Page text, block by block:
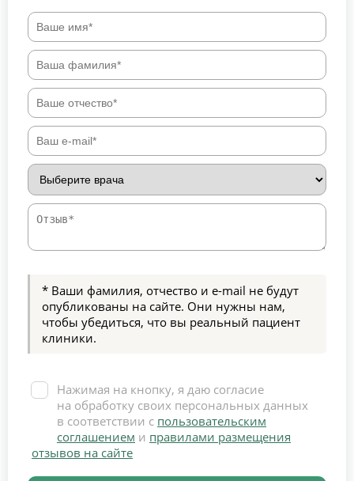
* Ваши фамилия, отчество и e-mail не будут
опубликованы на сайте. Они нужны нам,
чтобы убедиться, что вы реальный пациент
клиники.
Нажимая на кнопку, я даю согласие
на обработку своих персональных данных
в соответствии с пользовательским
соглашением и правилами размещения
отзывов на сайте